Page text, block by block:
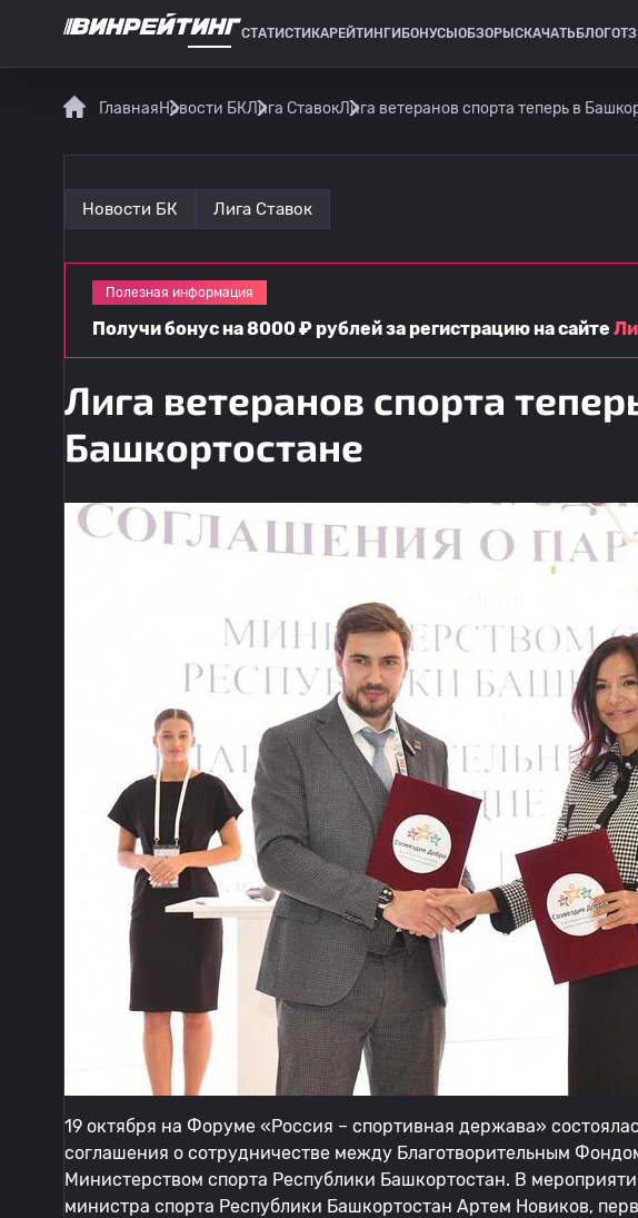
СТАТИСТИКАРЕЙТИНГИ БОНУСЫ ОБЗОРЫ СКАЧАТЬ БЛОГ
ГлавнаяНовости БКЛига СтавокЛига ветеранов спорта теперь в
Новости БК Лига Ставок
Полезная информация
Получи бонус на 8000 ₽ рублей за регистрацию на сайте
Лига ветеранов спорта
Башкортостане
19 октября на Форуме «Россия – спортивная держава»
соглашения о сотрудничестве между Благотворительным
Министерством спорта Республики Башкортостан. В
министра спорта Республики Башкортостан Артем Новиков,